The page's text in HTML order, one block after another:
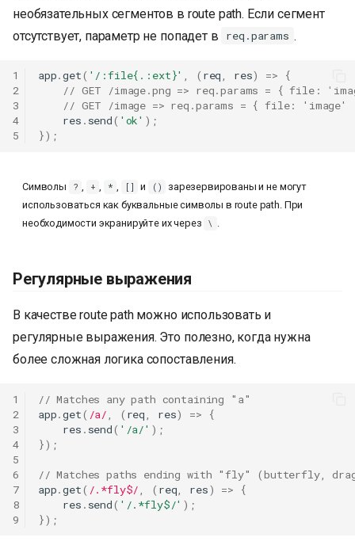
необязательных сегментов в route path. Если сегмент
отсутствует, параметр не попадет в
req.params .
1
2
3
4
5
app.get( '/:file{.:ext}' , ( req, res) =>
{
// GET /image.png => req.params = { file:
// GET /image => req.params = { file: 'image'
res . send( 'ok' );
});
Символы ? , + , * , [] и ()
зарезервированы и не могут
использоваться как буквальные символы в route path. При
необходимости экранируйте их через
\ .
Регулярные выражения
В качестве route path можно использовать и
регулярные выражения. Это полезно, когда нужна
более сложная логика сопоставления.
1
2
3
4
5
6
7
8
9
// Matches any path containing "a"
app.get( /a/, ( req, res) =>
{
res . send( '/a/' );
});
// Matches paths ending with "fly" (butterfly,
app.get( /.*fly$/, ( req, res) =>
{
res . send( '/.*fly$/' );
});